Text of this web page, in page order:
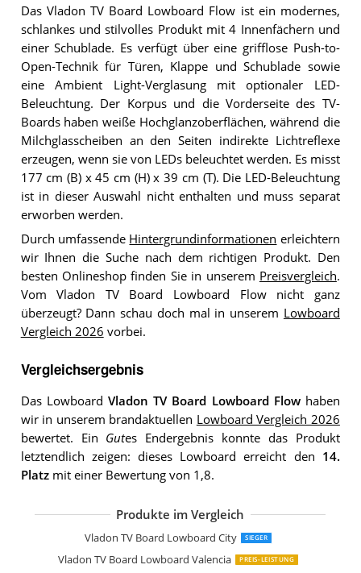
Das Vladon TV Board Lowboard Flow ist ein modernes,
schlankes und stilvolles Produkt mit 4 Innenfächern und
einer Schublade. Es verfügt über eine grifflose Push-to-
Open-Technik für Türen, Klappe und Schublade sowie
eine Ambient Light-Verglasung mit optionaler LED-
Beleuchtung. Der Korpus und die Vorderseite des TV-
Boards haben weiße Hochglanzoberflächen, während die
Milchglasscheiben an den Seiten indirekte Lichtreflexe
erzeugen, wenn sie von LEDs beleuchtet werden. Es misst
177 cm (B) x 45 cm (H) x 39 cm (T). Die LED-Beleuchtung
ist in dieser Auswahl nicht enthalten und muss separat
erworben werden.
Durch umfassende Hintergrundinformationen erleichtern
wir Ihnen die Suche nach dem richtigen Produkt. Den
besten Onlineshop finden Sie in unserem Preisvergleich.
Vom Vladon TV Board Lowboard Flow nicht ganz
überzeugt? Dann schau doch mal in unserem Lowboard
Vergleich 2026 vorbei.
Vergleichsergebnis
Das LowboardVladon TV Board Lowboard Flowhaben
wir in unserem brandaktuellen Lowboard Vergleich 2026
bewertet. Ein Gutes Endergebnis konnte das Produkt
letztendlich zeigen: dieses Lowboard erreicht den 14.
Platzmit einer Bewertung von 1,8.
Produkte im Vergleich
Vladon TV Board Lowboard City SIEGER
Vladon TV Board Lowboard Valencia PREIS-LEISTUNG
SHARPDO Ausziehbarer TV-Schrank
OLEYLUCKLIVE Mid-Century Modern
Lowboard Vihti mit 3 Staufächern
Merax TV Schrank TV Lowboard
Mirjan24 TV Lowboard Nesezi
Lookway Colgante 200 cm TV-Schrank
WLIVE TV Schrank mit LED
Vladon TV Board Lowboard Flow
Forte High Rock TV Unterschrank
Wuun Somero Korpus Weiß
Selsey Lana TV Hängeboard